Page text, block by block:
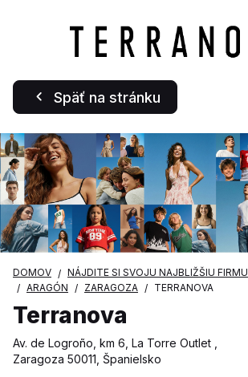
Späť na stránku
DOMOV NÁJDITE SI SVOJU NAJBLIŽŠIU FIRMU
ARAGÓN
ZARAGOZA TERRANOVA
Terranova
Av. de Logroño, km 6, La Torre Outlet ,
Zaragoza 50011, Španielsko